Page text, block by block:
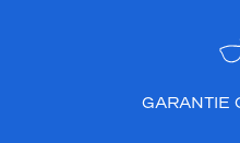
GARANTIE